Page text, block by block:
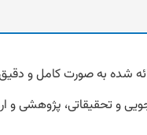
و تحقیقاتی، پژوهشی و